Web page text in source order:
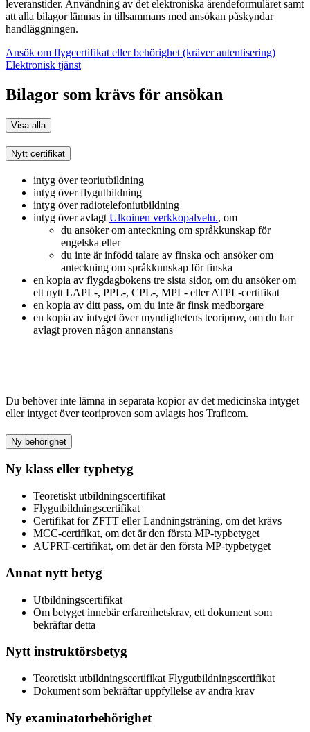
leveranstider. Användning av det elektroniska ärendeformuläret samt
att alla bilagor lämnas in tillsammans med ansökan påskyndar
handläggningen.
Ansök om flygcertifikat eller behörighet (kräver autentisering)
Elektronisk tjänst
Bilagor som krävs för ansökan
Visa alla
Nytt certifikat
intyg över teoriutbildning
intyg över flygutbildning
intyg över radiotelefoniutbildning
intyg över avlagt Ulkoinen verkkopalvelu., om
du ansöker om anteckning om språkkunskap för
engelska eller
du inte är infödd talare av finska och ansöker om
anteckning om språkkunskap för finska
en kopia av flygdagbokens tre sista sidor, om du ansöker om
ett nytt LAPL-, PPL-, CPL-, MPL- eller ATPL-certifikat
en kopia av ditt pass, om du inte är finsk medborgare
en kopia av intyget över myndighetens teoriprov, om du har
avlagt proven någon annanstans
Du behöver inte lämna in separata kopior av det medicinska intyget
eller intyget över teoriproven som avlagts hos Traficom.
Ny behörighet
Ny klass eller typbetyg
Teoretiskt utbildningscertifikat
Flygutbildningscertifikat
Certifikat för ZFTT eller Landningsträning, om det krävs
MCC-certifikat, om det är den första MP-typbetyget
AUPRT-certifikat, om det är den första MP-typbetyget
Annat nytt betyg
Utbildningscertifikat
Om betyget innebär erfarenhetskrav, ett dokument som
bekräftar detta
Nytt instruktörsbetyg
Teoretiskt utbildningscertifikat Flygutbildningscertifikat
Dokument som bekräftar uppfyllelse av andra krav
Ny examinatorbehörighet